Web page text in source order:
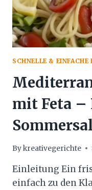
SCHNELLE & EINFACHE
mit Feta –
Bykreativegerichte
Einleitung Ein
einfach zu den